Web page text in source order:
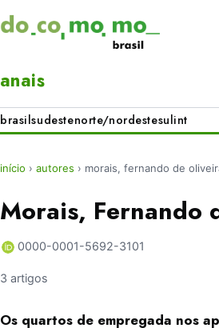
anais
brasilsudestenorte/nordestesulint
início › autores › morais, fernando de
Morais, Fernando
0000-0001-5692-3101
3 artigos
Os quartos de empregada nos